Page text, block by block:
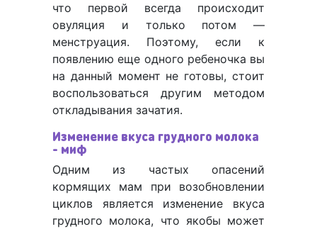
что первой всегда происходит
овуляция и только потом —
менструация. Поэтому, если к
появлению еще одного ребеночка вы
на данный момент не готовы, стоит
воспользоваться другим методом
откладывания зачатия.
Изменение вкуса грудного молока
- миф
Одним из частых опасений
кормящих мам при возобновлении
циклов является изменение вкуса
грудного молока, что якобы может